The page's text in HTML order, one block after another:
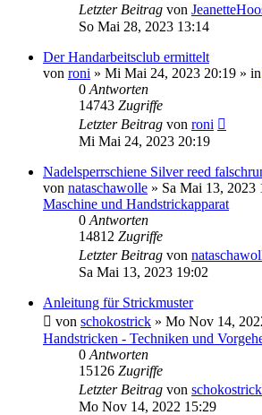
Letzter Beitrag von
So Mai 28, 2023 13:14
Der Handarbeitsclub ermittelt
von roni » Mi Mai 24, 2023 20:19 » in
0 Antworten
14743 Zugriffe
Letzter Beitrag von roni
Mi Mai 24, 2023 20:19
Nadelsperrschiene Silver reed
von nataschawolle » Sa Mai 13, 2023
Maschine und Handstrickapparat
0 Antworten
14812 Zugriffe
Letzter Beitrag von
Sa Mai 13, 2023 19:02
Anleitung für Strickmuster
von schokostrick » Mo Nov 14,
Handstricken - Techniken und
0 Antworten
15126 Zugriffe
Letzter Beitrag von schokostrick
Mo Nov 14, 2022 15:29